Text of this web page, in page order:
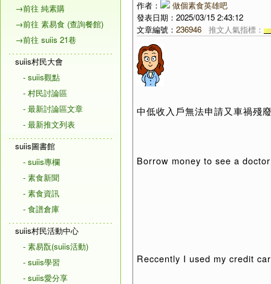
→前往 純素購
→前往 素易食 (查詢餐館)
→前往 suiis 21巷
suiis村民大會
- suiis觀點
- 村民討論區
- 最新討論區文章
- 最新推文列表
suiis圖書館
- suiis專欄
- 素食新聞
- 素食資訊
- 食譜倉庫
suiis村民活動中心
- 素易翫(suiis活動)
- suiis學習
- suiis愛分享
作者：
做個素食英雄吧
發表日期：2025/03/15 2:43:12
文章編號： 236946 推文人氣指標：
中低收入戶無法申請又車禍殘
Borrow money to see a
Reccently I used my credit